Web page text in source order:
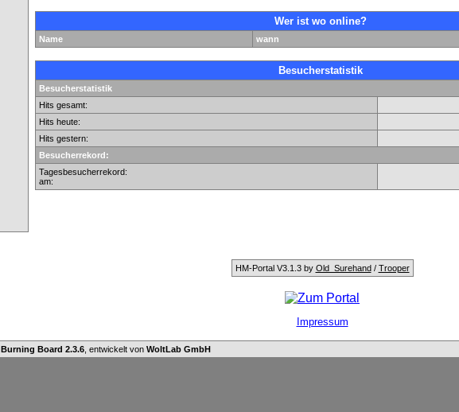
Wer ist wo online?
Name wann
Besucherstatistik
Besucherstatistik
Hits gesamt:
Hits heute:
Hits gestern:
Besucherrekord:
Tagesbesucherrekord:
am:
HM-Portal V3.1.3 by Old_Surehand/ Trooper
Impressum
Burning Board 2.3.6 , entwickelt von WoltLab GmbH